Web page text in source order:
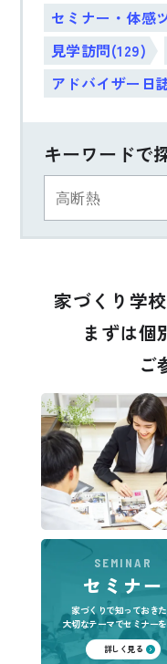
セミナー・体感
見学訪問(129)
アドバイザー日
キーワードで
家づくり学
まずは個
ご
SEMINAR
セミナー
家づくりで知っておき
大切なテーマでセミナー
詳しく見る